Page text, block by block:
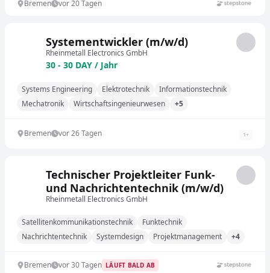
Bremen vor 20 Tagen
Systementwickler (m/w/d)
Rheinmetall Electronics GmbH
30 - 30 DAY / Jahr
Systems Engineering Elektrotechnik
Informationstechnik
Mechatronik
Wirtschaftsingenieurwesen +5
Bremen vor 26 Tagen 1+
Technischer Projektleiter Funk-
und Nachrichtentechnik (m/w/d)
Rheinmetall Electronics GmbH
Satellitenkommunikationstechnik
Funktechnik
Nachrichtentechnik
Systemdesign Projektmanagement +4
Bremen vor 30 Tagen LÄUFT BALD AB